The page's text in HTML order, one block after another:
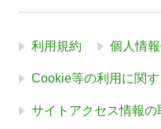
利用規約 個人情
Cookie等の利用に関
サイトアクセス情報の